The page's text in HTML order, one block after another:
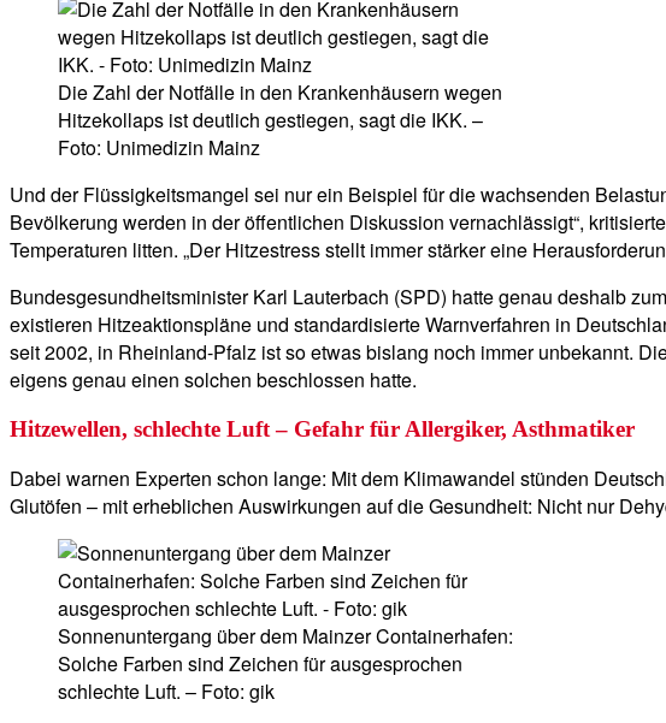
Die Zahl der Notfälle in den Krankenhäusern wegen
Hitzekollaps ist deutlich gestiegen, sagt die IKK. –
Foto: Unimedizin Mainz
Und der Flüssigkeitsmangel sei nur ein Beispiel für die wachsenden
Bevölkerung werden in der öffentlichen Diskussion vernachlässigt“,
Temperaturen litten. „Der Hitzestress stellt immer stärker eine
Bundesgesundheitsminister Karl Lauterbach (SPD) hatte genau deshalb
existieren Hitzeaktionspläne und standardisierte Warnverfahren in
seit 2002, in Rheinland-Pfalz ist so etwas bislang noch immer unbekannt.
eigens genau einen solchen beschlossen hatte.
Hitzewellen, schlechte Luft – Gefahr für Allergiker, Asthmatiker
Dabei warnen Experten schon lange: Mit dem Klimawandel stünden
Glutöfen – mit erheblichen Auswirkungen auf die Gesundheit: Nicht nur
Sonnenuntergang über dem Mainzer Containerhafen:
Solche Farben sind Zeichen für ausgesprochen
schlechte Luft. – Foto: gik